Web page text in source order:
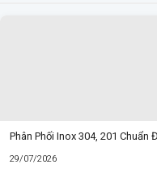
Phân Phối Inox 304, 201 Chuẩn
29/07/2026